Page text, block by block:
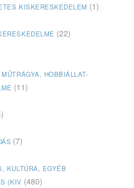
KISKERESKEDELEM (1)
(22)
HOBBIÁLLAT-
(11)
(7)
KULTÚRA, EGYÉB
(KIV (480)